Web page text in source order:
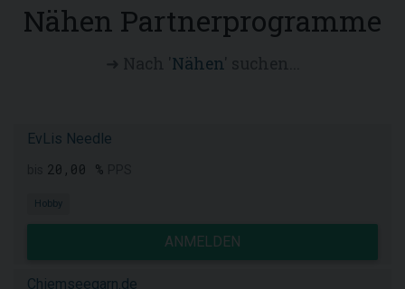
Nähen Partnerprogramme
Nähen' suchen...
EvLis Needle
20,00 %
Hobby
ANMELDEN
Chiemseegarn.de